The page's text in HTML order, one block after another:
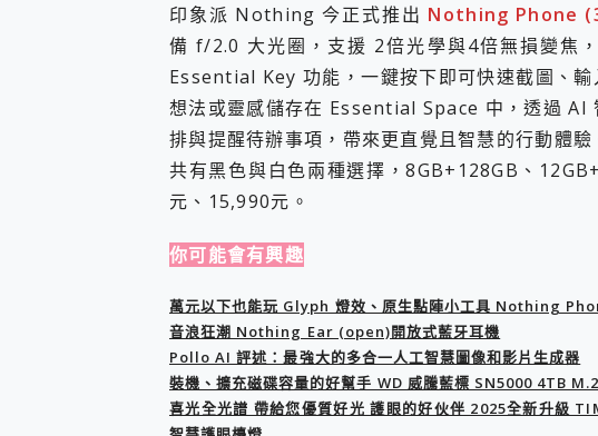
iPhone、Apple Watch、AirPods耳機
動靜皆宜「HUAWEI FreeArc」開放式
好玩好拍 vivo V50 ~ 口袋裡的 Zeiss
25種洗烘模式一機搞定! Roborock 衣
給 MSI Claw 系列電競掌機 最完美的家
B&O 精品級音響! Home+ 中嘉寬頻
2億 APO蔡司長焦神機降臨~ vivo
EaseUS Vocal Remover 免費線上去
3 個超值 MHN 飛人工具分享~~
Locawhere AnyTo 寶可夢飛人 AnyTo
小體積 40000mAh 超大容量 一次充5個
97.3% 恢復率，資料救援就是這麼簡
磁碟系統大風吹 有了 磁碟管理程式
全新 SONY Xperia 1 VI 開箱! 相機實
Xiaomi 14 Ultra 開箱 評測~ 有深度的
vivo TWS 3e 真無線藍牙耳機智慧降噪
MSI Claw 掌機專屬配件包 來囉 完美
印象派 Nothing 今正式推出 Nothing Phone
備 f/2.0 大光圈，支援 2倍光學與4倍無損變焦
Essential Key 功能，一鍵按下即可快速截圖、
想法或靈感儲存在 Essential Space 中，透過 AI
排與提醒待辦事項，帶來更直覺且智慧的行動體驗
共有黑色與白色兩種選擇，8GB+128GB、
元、15,990元。
你可能會有興趣
萬元以下也能玩 Glyph 燈效、原生點陣小工具 Nothing
音浪狂潮 Nothing Ear (open)開放式藍牙耳機
Pollo AI 評述：最強大的多合一人工智慧圖像和影片生成器
裝機、擴充磁碟容量的好幫手 WD 威騰藍標 SN5000 4TB
喜光全光譜 帶給您優質好光 護眼的好伙伴 2025全新升級